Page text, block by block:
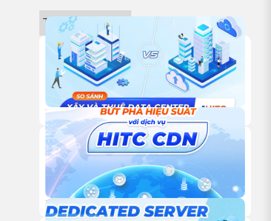
Tin công nghệ
18/12/2025
TỰ XÂY HAY THUÊ TRUNG TÂM DỮ LIỆU: ĐÂU LÀ LỰA
CHỌN TỐI ƯU CHO DOANH NGHIỆP?
18/12/2025
DỊCH VỤ CDN CỦA HITC – GIẢI PHÁP TĂNG TỐC WEBSITE